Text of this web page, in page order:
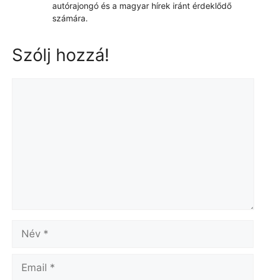
autórajongó és a magyar hírek iránt érdeklődő
számára.
Szólj hozzá!
Név
Email